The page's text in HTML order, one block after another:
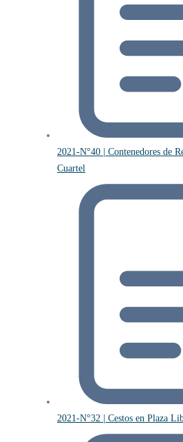
2021-N°40 | Contenedores de
Cuartel
2021-N°32 | Cestos en Plaza